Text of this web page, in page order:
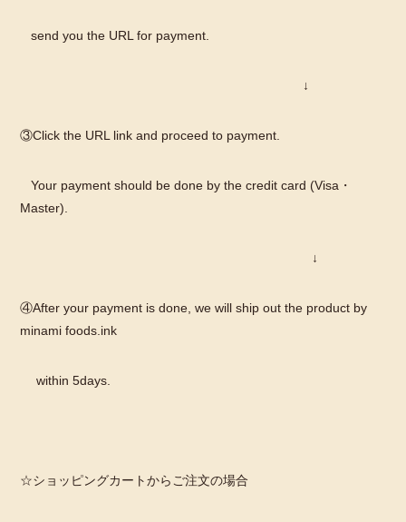
send you the URL for payment.
↓
③Click the URL link and proceed to payment.
Your payment should be done by the credit card (Visa・
Master).
↓
④After your payment is done, we will ship out the product by
minami foods.ink
within 5days.
☆ショッピングカートからご注文の場合